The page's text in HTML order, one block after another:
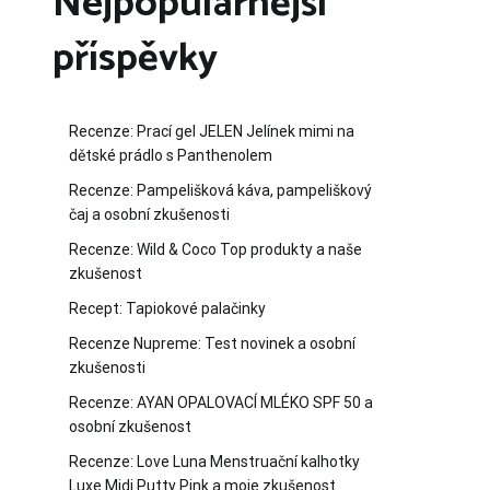
příspěvky
Recenze: Prací gel JELEN Jelínek mimi na
dětské prádlo s Panthenolem
Recenze: Pampelišková káva, pampeliškový
čaj a osobní zkušenosti
Recenze: Wild & Coco Top produkty a naše
zkušenost
Recept: Tapiokové palačinky
Recenze Nupreme: Test novinek a osobní
zkušenosti
Recenze: AYAN OPALOVACÍ MLÉKO SPF 50 a
osobní zkušenost
Recenze: Love Luna Menstruační kalhotky
Luxe Midi Putty Pink a moje zkušenost